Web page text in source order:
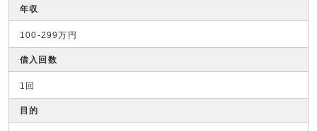
年収
100-299万円
借入回数
1回
目的